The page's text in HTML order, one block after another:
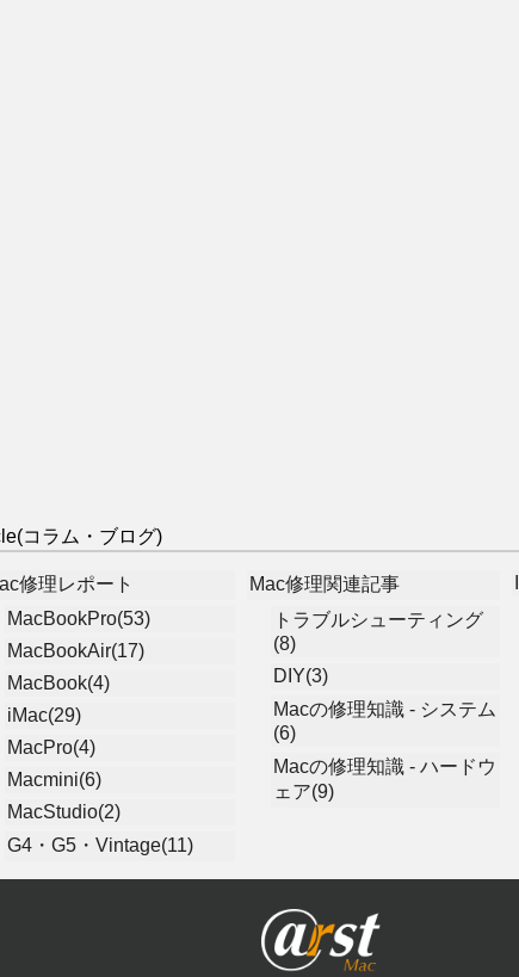
コラム・ブログ)
修理レポート
MacBookPro(53)
MacBookAir(17)
MacBook(4)
iMac(29)
MacPro(4)
Macmini(6)
MacStudio(2)
G4・G5・Vintage(11)
Mac修理関連記事
トラブルシューティング
(8)
DIY(3)
Macの修理知識 - システム
(6)
Macの修理知識 - ハードウ
ェア(9)